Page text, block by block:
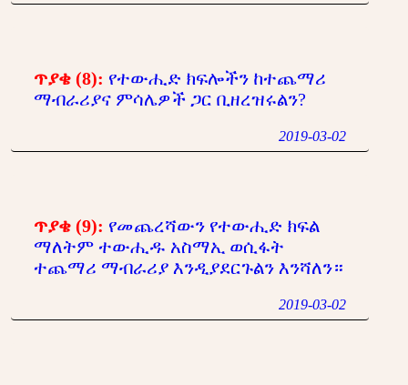
ጥያቄ (8): የተውሒድ ክፍሎችን ከተጨማሪ
ማብራሪያና ምሳሌዎች ጋር ቢዘረዝሩልን?
2019-03-02
ጥያቄ (9): የመጨረሻውን የተውሒድ ክፍል
ማለትም ተውሒዱ አስማኢ ወሲፋት
ተጨማሪ ማብራሪያ እንዲያደርጉልን እንሻለን።
2019-03-02